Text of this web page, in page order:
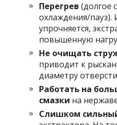
Перегрев (долгое
охлаждения/пауз).
упрочняется,
повышенную
Не очищать
приводит к
диаметру
Работать на
смазки на
Слишком